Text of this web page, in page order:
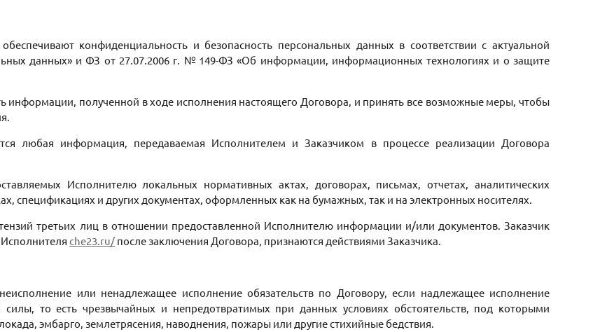
конфиденциальность и безопасность персональных данных в соответствии с актуальной
данных» и ФЗ от 27.07.2006 г. № 149-ФЗ «Об информации, информационных технологиях и о защите
информации, полученной в ходе исполнения настоящего Договора, и принять все возможные меры, чтобы
любая информация, передаваемая Исполнителем и Заказчиком в процессе реализации Договора
Исполнителю локальных нормативных актах, договорах, письмах, отчетах, аналитических
спецификациях и других документах, оформленных как на бумажных, так и на электронных носителях.
третьих лиц в отношении предоставленной Исполнителю информации и/или документов. Заказчик
Исполнителя che23.ru/ после заключения Договора, признаются действиями Заказчика.
или ненадлежащее исполнение обязательств по Договору, если надлежащее исполнение
то есть чрезвычайных и непредотвратимых при данных условиях обстоятельств, под которыми
эмбарго, землетрясения, наводнения, пожары или другие стихийные бедствия.